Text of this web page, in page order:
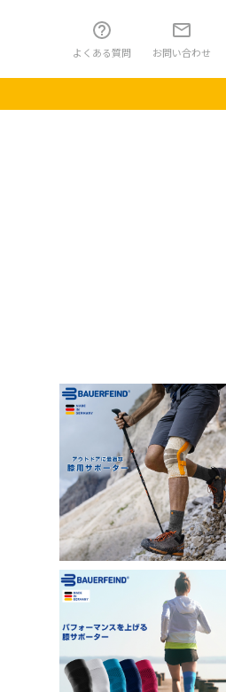
よくある質問 お問い合わせ